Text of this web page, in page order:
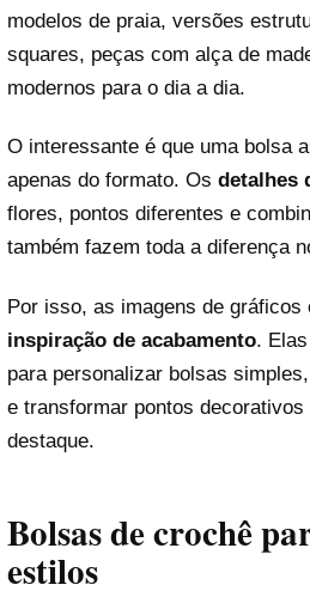
modelos de praia, versões
squares, peças com alça de
modernos para o dia a dia.
O interessante é que uma bolsa
apenas do formato. Os detalhes
flores, pontos diferentes e
também fazem toda a diferença
Por isso, as imagens de gráficos
inspiração de acabamento.
para personalizar bolsas
e transformar pontos decorativos
destaque.
Bolsas de crochê
estilos